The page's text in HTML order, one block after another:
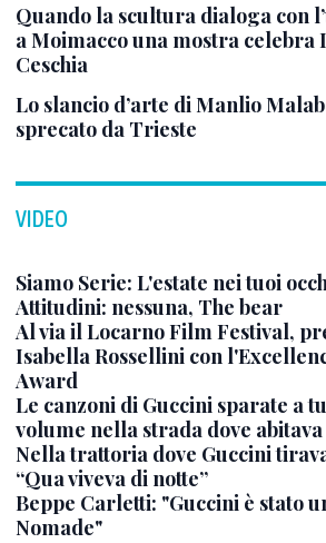
Quando la scultura dialoga con
a Moimacco una mostra celebra
Ceschia
Lo slancio d’arte di Manlio
sprecato da Trieste
VIDEO
Siamo Serie: L'estate nei tuoi
Attitudini: nessuna, The bear
Al via il Locarno Film Festival,
Isabella Rossellini con
Award
Le canzoni di Guccini sparate a
volume nella strada dove abitava
Nella trattoria dove Guccini
“Qua viveva di notte”
Beppe Carletti: "Guccini è stato
Nomade"